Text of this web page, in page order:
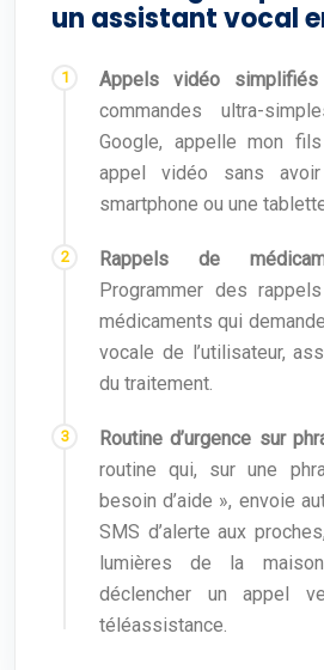
un assistant vocal
Appels vidéo
commandes ultra-
Google, appelle mon
appel vidéo sans
smartphone ou une
Rappels de
Programmer des
médicaments qui
vocale de l’utilisateur,
du traitement.
Routine d’urgence sur
routine qui, sur une
besoin d’aide », envoie
SMS d’alerte aux
lumières de la
déclencher un appel
téléassistance.